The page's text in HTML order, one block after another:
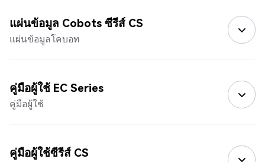
แผ่นข้อมูล Cobots ซีรีส์ CS
แผ่นข้อมูลโคบอท
คู่มือผู้ใช้ EC Series
คู่มือผู้ใช้
คู่มือผู้ใช้ซีรีส์ CS